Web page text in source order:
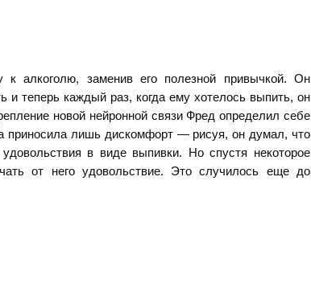
алкоголю, заменив его полезной привычкой. Он
и теперь каждый раз, когда ему хотелось выпить, он
новой нейронной связи Фред определил себе
приносила лишь дискомфорт — рисуя, он думал, что
в виде выпивки. Но спустя некоторое
от него удовольствие. Это случилось еще до